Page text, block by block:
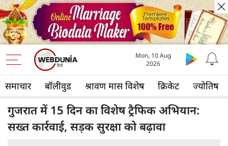
समाचार बॉलीवुड श्रावण मास विशेष क्रिकेट ज्योतिष
Mon, 10 Aug
2026
गुजरात में 15 दिन का विशेष ट्रैफिक अभियान:
सख्त कार्रवाई, सड़क सुरक्षा को बढ़ावा